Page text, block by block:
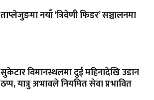
ताप्लेजुङमा नयाँ ‘त्रिवेणी फिडर’ सञ्चालनमा
सुकेटार विमानस्थलमा दुई महिनादेखि उडान
ठप्प, यात्रु अभावले नियमित सेवा प्रभावित